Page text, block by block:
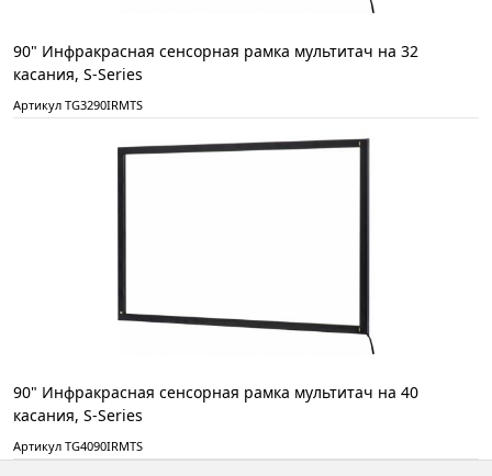
90" Инфракрасная сенсорная рамка мультитач на 32
касания, S-Series
Артикул TG3290IRMTS
90" Инфракрасная сенсорная рамка мультитач на 40
касания, S-Series
Артикул TG4090IRMTS